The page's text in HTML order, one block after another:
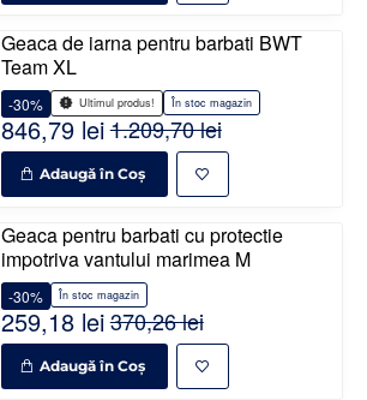
Geaca de iarna pentru barbati BWT
Team XL
Ultimul produs! În stoc magazin
-30%
846,79 lei1.209,70 lei
Adaugă în Coş
Geaca pentru barbati cu protectie
impotriva vantului marimea M
În stoc magazin
-30%
259,18 lei370,26 lei
Adaugă în Coş